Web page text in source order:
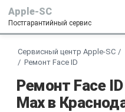
Apple-SC
Постгарантийный сервис
Сервисный центр Apple-SC
Ремонт Face ID
Ремонт Face
Max в